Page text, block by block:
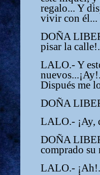
regalo... Y
vivir con él...
DOÑA
pisar la
LALO.- Y
Dispués me
DOÑA
LALO.- ¡Ay,
DOÑA
comprado su
LALO.-